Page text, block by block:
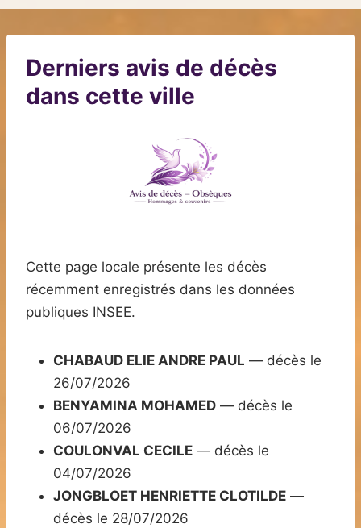
Derniers avis de décès
dans cette ville
Cette page locale présente les décès
récemment enregistrés dans les données
publiques INSEE.
CHABAUD ELIE ANDRE PAUL — décès le
26/07/2026
BENYAMINA MOHAMED — décès le
06/07/2026
COULONVAL CECILE — décès le
04/07/2026
JONGBLOET HENRIETTE CLOTILDE —
décès le 28/07/2026